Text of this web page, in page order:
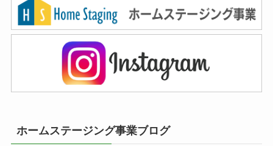
ホームステージング事業ブログ